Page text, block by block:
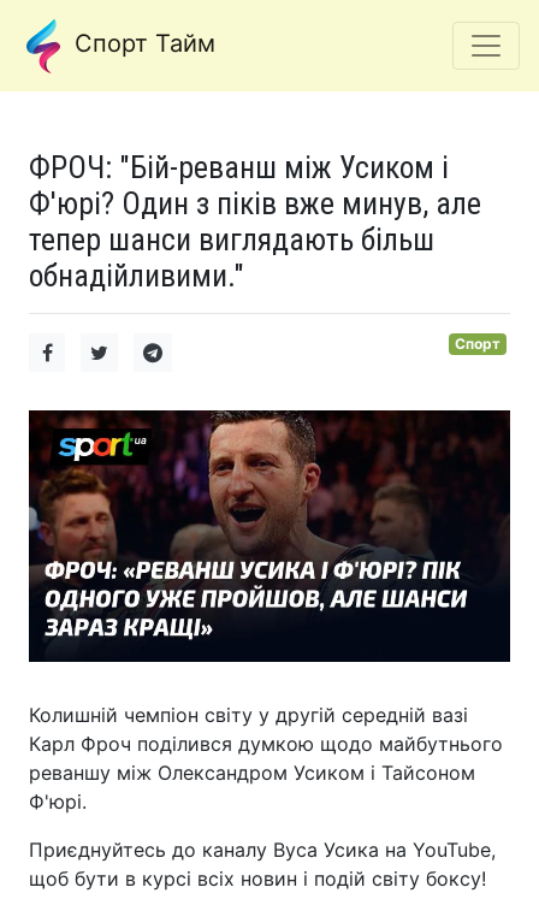
Спорт Тайм
ФРОЧ: "Бій-реванш між Усиком і
Ф'юрі? Один з піків вже минув, але
тепер шанси виглядають більш
обнадійливими."
Спорт
Колишній чемпіон світу у другій середній вазі
Карл Фроч поділився думкою щодо майбутнього
реваншу між Олександром Усиком і Тайсоном
Ф'юрі.
Приєднуйтесь до каналу Вуса Усика на YouTube,
щоб бути в курсі всіх новин і подій світу боксу!